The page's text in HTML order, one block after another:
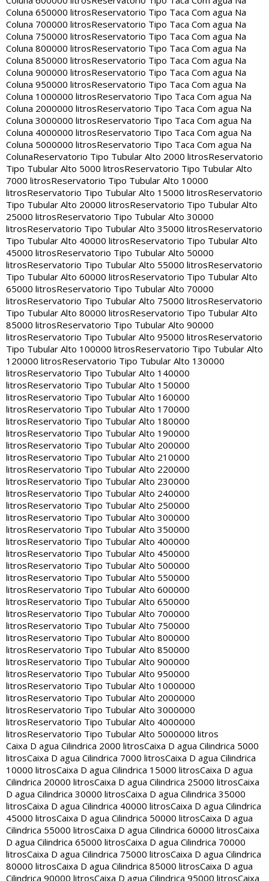
Coluna 650000 litrosReservatorio Tipo Taca Com agua Na
Coluna 700000 litrosReservatorio Tipo Taca Com agua Na
Coluna 750000 litrosReservatorio Tipo Taca Com agua Na
Coluna 800000 litrosReservatorio Tipo Taca Com agua Na
Coluna 850000 litrosReservatorio Tipo Taca Com agua Na
Coluna 900000 litrosReservatorio Tipo Taca Com agua Na
Coluna 950000 litrosReservatorio Tipo Taca Com agua Na
Coluna 1000000 litrosReservatorio Tipo Taca Com agua Na
Coluna 2000000 litrosReservatorio Tipo Taca Com agua Na
Coluna 3000000 litrosReservatorio Tipo Taca Com agua Na
Coluna 4000000 litrosReservatorio Tipo Taca Com agua Na
Coluna 5000000 litrosReservatorio Tipo Taca Com agua Na
ColunaReservatorio Tipo Tubular Alto 2000 litrosReservatorio
Tipo Tubular Alto 5000 litrosReservatorio Tipo Tubular Alto
7000 litrosReservatorio Tipo Tubular Alto 10000
litrosReservatorio Tipo Tubular Alto 15000 litrosReservatorio
Tipo Tubular Alto 20000 litrosReservatorio Tipo Tubular Alto
25000 litrosReservatorio Tipo Tubular Alto 30000
litrosReservatorio Tipo Tubular Alto 35000 litrosReservatorio
Tipo Tubular Alto 40000 litrosReservatorio Tipo Tubular Alto
45000 litrosReservatorio Tipo Tubular Alto 50000
litrosReservatorio Tipo Tubular Alto 55000 litrosReservatorio
Tipo Tubular Alto 60000 litrosReservatorio Tipo Tubular Alto
65000 litrosReservatorio Tipo Tubular Alto 70000
litrosReservatorio Tipo Tubular Alto 75000 litrosReservatorio
Tipo Tubular Alto 80000 litrosReservatorio Tipo Tubular Alto
85000 litrosReservatorio Tipo Tubular Alto 90000
litrosReservatorio Tipo Tubular Alto 95000 litrosReservatorio
Tipo Tubular Alto 100000 litrosReservatorio Tipo Tubular Alto
120000 litrosReservatorio Tipo Tubular Alto 130000
litrosReservatorio Tipo Tubular Alto 140000
litrosReservatorio Tipo Tubular Alto 150000
litrosReservatorio Tipo Tubular Alto 160000
litrosReservatorio Tipo Tubular Alto 170000
litrosReservatorio Tipo Tubular Alto 180000
litrosReservatorio Tipo Tubular Alto 190000
litrosReservatorio Tipo Tubular Alto 200000
litrosReservatorio Tipo Tubular Alto 210000
litrosReservatorio Tipo Tubular Alto 220000
litrosReservatorio Tipo Tubular Alto 230000
litrosReservatorio Tipo Tubular Alto 240000
litrosReservatorio Tipo Tubular Alto 250000
litrosReservatorio Tipo Tubular Alto 300000
litrosReservatorio Tipo Tubular Alto 350000
litrosReservatorio Tipo Tubular Alto 400000
litrosReservatorio Tipo Tubular Alto 450000
litrosReservatorio Tipo Tubular Alto 500000
litrosReservatorio Tipo Tubular Alto 550000
litrosReservatorio Tipo Tubular Alto 600000
litrosReservatorio Tipo Tubular Alto 650000
litrosReservatorio Tipo Tubular Alto 700000
litrosReservatorio Tipo Tubular Alto 750000
litrosReservatorio Tipo Tubular Alto 800000
litrosReservatorio Tipo Tubular Alto 850000
litrosReservatorio Tipo Tubular Alto 900000
litrosReservatorio Tipo Tubular Alto 950000
litrosReservatorio Tipo Tubular Alto 1000000
litrosReservatorio Tipo Tubular Alto 2000000
litrosReservatorio Tipo Tubular Alto 3000000
litrosReservatorio Tipo Tubular Alto 4000000
litrosReservatorio Tipo Tubular Alto 5000000 litros
Caixa D agua Cilindrica 2000 litrosCaixa D agua Cilindrica 5000
litrosCaixa D agua Cilindrica 7000 litrosCaixa D agua Cilindrica
10000 litrosCaixa D agua Cilindrica 15000 litrosCaixa D agua
Cilindrica 20000 litrosCaixa D agua Cilindrica 25000 litrosCaixa
D agua Cilindrica 30000 litrosCaixa D agua Cilindrica 35000
litrosCaixa D agua Cilindrica 40000 litrosCaixa D agua Cilindrica
45000 litrosCaixa D agua Cilindrica 50000 litrosCaixa D agua
Cilindrica 55000 litrosCaixa D agua Cilindrica 60000 litrosCaixa
D agua Cilindrica 65000 litrosCaixa D agua Cilindrica 70000
litrosCaixa D agua Cilindrica 75000 litrosCaixa D agua Cilindrica
80000 litrosCaixa D agua Cilindrica 85000 litrosCaixa D agua
Cilindrica 90000 litrosCaixa D agua Cilindrica 95000 litrosCaixa